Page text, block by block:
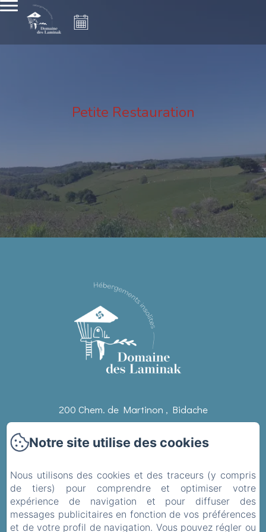
Petite Restauration
200 Chem. de Martinon , Bidache
Téléphone: 0670345113 / 0658545832
Accueil
Les chambres
Notre site utilise des cookies
Nous utilisons des cookies et des traceurs (y compris
de tiers) pour comprendre et optimiser votre
expérience de navigation et pour diffuser des
messages publicitaires en fonction de vos préférences
et de votre profil de navigation. Vous pouvez régler ou